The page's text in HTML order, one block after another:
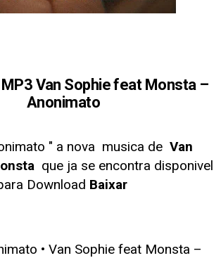
MP3 Van Sophie feat Monsta –
Anonimato
" a nova musica de Van
que ja se encontra disponivel
Download Baixar
• Van Sophie feat Monsta –